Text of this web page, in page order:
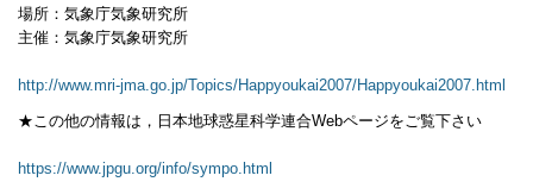
場所：気象庁気象研究所
主催：気象庁気象研究所
http://www.mri-jma.go.jp/Topics/Happyoukai2007/Happyoukai2007.html
★この他の情報は，日本地球惑星科学連合Webページをご覧下さい
https://www.jpgu.org/info/sympo.html